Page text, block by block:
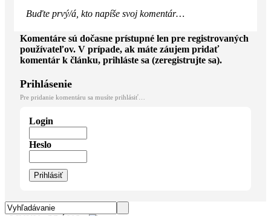
Buďte prvý/á, kto napíše svoj komentár…
Komentáre sú dočasne prístupné len pre registrovaných
používateľov. V prípade, ak máte záujem pridať
komentár k článku, prihláste sa (zeregistrujte sa).
Prihlásenie
Pre pridanie komentáru sa musíte prihlásiť…
Login
Heslo